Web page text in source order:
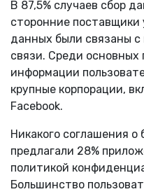
В 87,5% случаев сбор
сторонние поставщики
данных были связаны
связи. Среди основных
информации
крупные корпорации,
Facebook.
Никакого соглашения
предлагали 28%
политикой
Большинство